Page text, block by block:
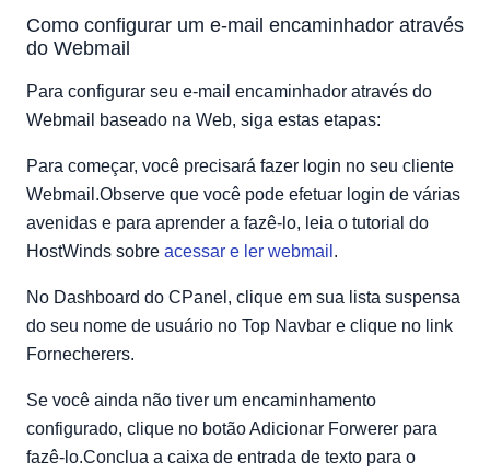
Como configurar um e-mail encaminhador através
do Webmail
Para configurar seu e-mail encaminhador através do
Webmail baseado na Web, siga estas etapas:
Para começar, você precisará fazer login no seu cliente
Webmail.Observe que você pode efetuar login de várias
avenidas e para aprender a fazê-lo, leia o tutorial do
HostWinds sobre acessar e ler webmail .
No Dashboard do CPanel, clique em sua lista suspensa
do seu nome de usuário no Top Navbar e clique no link
Fornecherers.
Se você ainda não tiver um encaminhamento
configurado, clique no botão Adicionar Forwerer para
fazê-lo.Conclua a caixa de entrada de texto para o